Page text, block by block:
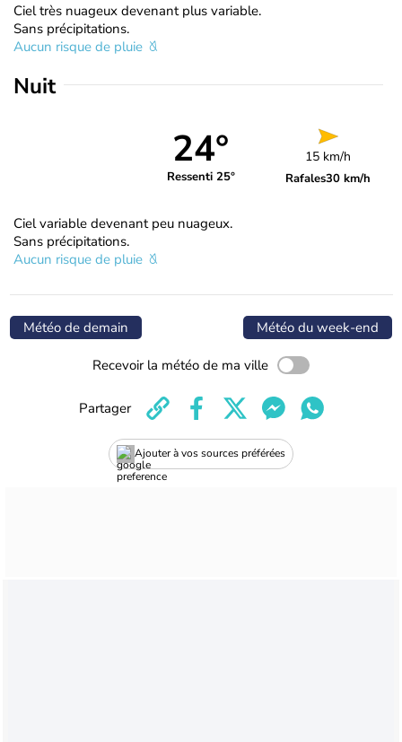
Ciel très nuageux devenant plus variable.
Sans précipitations.
Aucun risque de pluie
Nuit
24°
Ressenti 25°
15 km/h
Rafales30 km/h
Ciel variable devenant peu nuageux.
Sans précipitations.
Aucun risque de pluie
Météo de demain Météo du week-end
Recevoir la météo de ma ville
Ajouter à vos sources préférées
Partager